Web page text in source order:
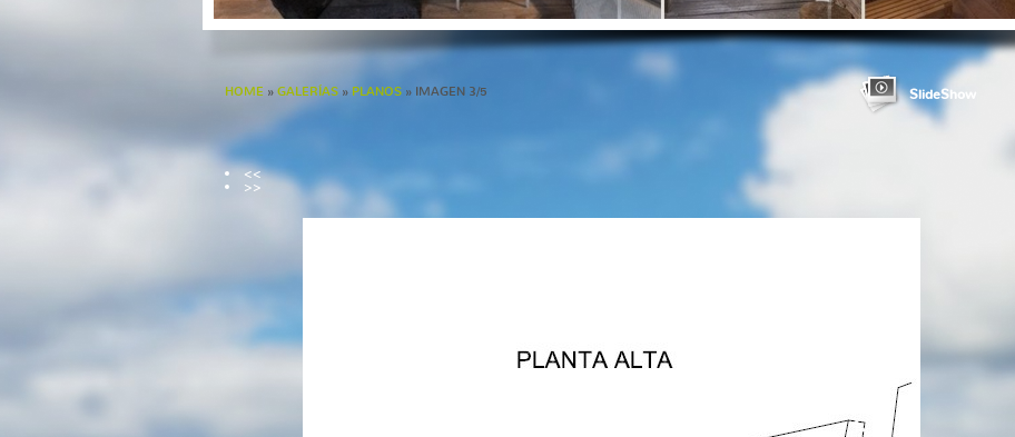
HOME » GALERÍAS » PLANOS » IMAGEN 3/5 SlideShow
<<
>>